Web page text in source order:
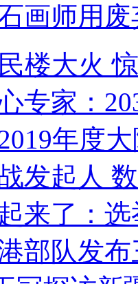
画师用
楼大火
专家：
年度
发起人
来了：
部队发